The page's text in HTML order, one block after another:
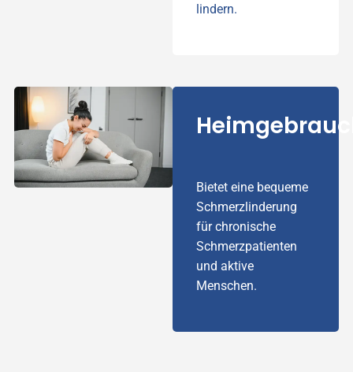
lindern.
Bietet eine bequeme
Schmerzlinderung
für chronische
Schmerzpatienten
und aktive
Menschen.